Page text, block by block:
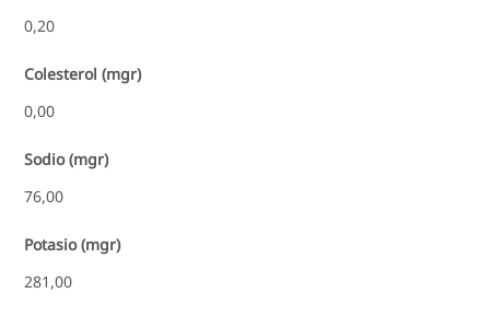
0,20
Colesterol (mgr)
0,00
Sodio (mgr)
76,00
Potasio (mgr)
281,00